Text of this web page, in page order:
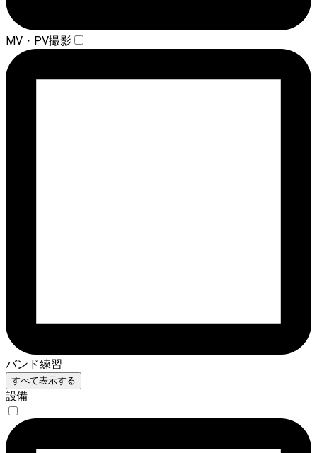
MV・PV撮影
バンド練習
すべて表示する
設備